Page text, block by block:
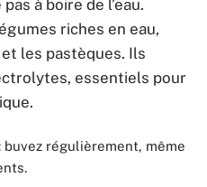
à boire de l’eau.
riches en eau,
les pastèques. Ils
essentiels pour
buvez régulièrement, même